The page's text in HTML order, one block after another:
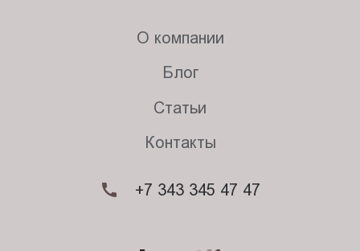
О компании
Блог
Статьи
Контакты
+7 343 345 47 47